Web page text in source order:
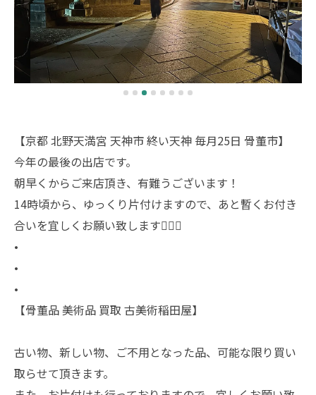
【京都 北野天満宮 天神市 終い天神 毎月25日 骨董市】
今年の最後の出店です。
朝早くからご来店頂き、有難うございます！
14時頃から、ゆっくり片付けますので、あと暫くお付き
合いを宜しくお願い致します🙇🏻‍♂️
•
•
•
【骨董品 美術品 買取 古美術稲田屋】
古い物、新しい物、ご不用となった品、可能な限り買い
取らせて頂きます。